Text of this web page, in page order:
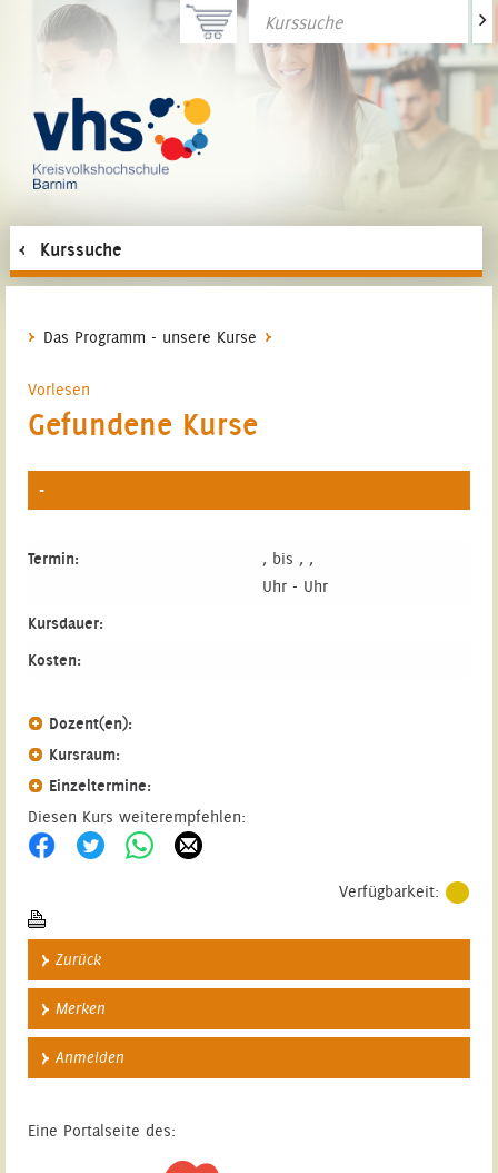
>
Kurssuche
Das Programm - unsere Kurse
Vorlesen
Gefundene Kurse
-
Termin:
, bis , ,
Uhr - Uhr
Kursdauer:
Kosten:
Dozent(en):
Kursraum:
Einzeltermine:
Diesen Kurs weiterempfehlen:
Verfügbarkeit:
Zurück
Merken
Anmelden
Eine Portalseite des: